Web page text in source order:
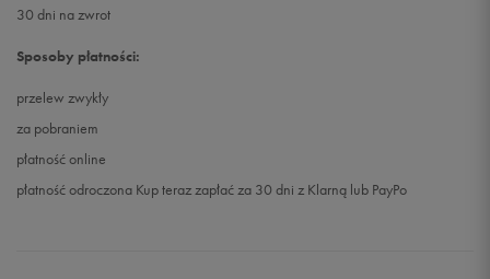
30 dni na zwrot
Sposoby płatności:
przelew zwykły
za pobraniem
płatność online
płatność odroczona Kup teraz zapłać za 30 dni z Klarną lub PayPo